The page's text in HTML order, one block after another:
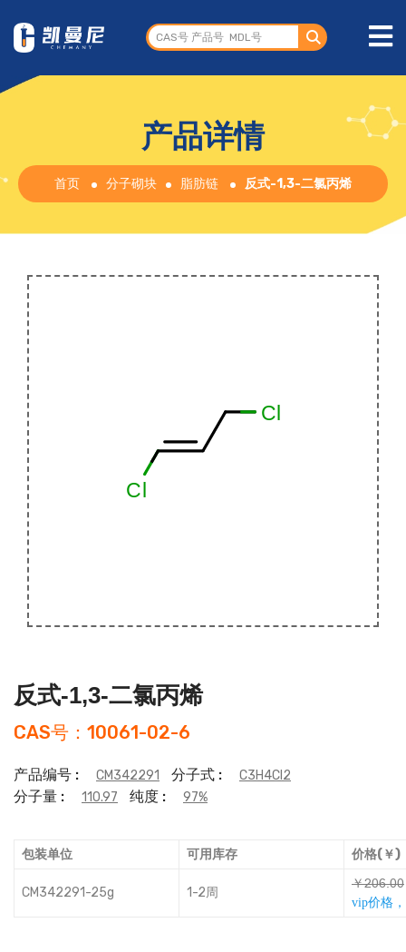
产品详情
首页 分子砌块 脂肪链 反式-1,3-二氯丙烯
反式-1,3-二氯丙烯
CAS号：10061-02-6
产品编号 : CM342291 分子式 : C3H4Cl2
分子量 : 110.97 纯度 : 97%
包装单位 可用库存 价格(￥)
CM342291-25g 1-2周
￥ƅŭşșŭŭ
vip价格